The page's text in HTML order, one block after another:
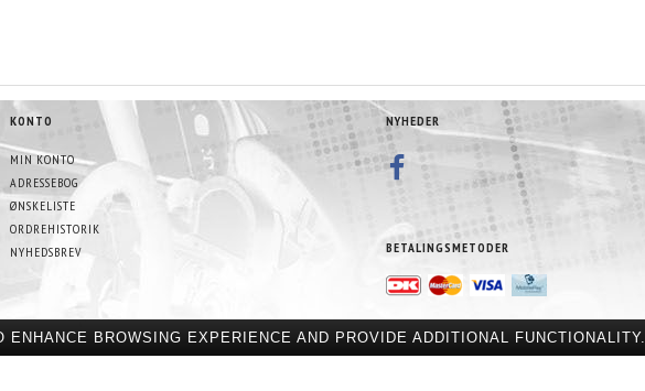
KONTO
MIN KONTO
ADRESSEBOG
ØNSKELISTE
ORDREHISTORIK
NYHEDSBREV
NYHEDER
BETALINGSMETODER
BROWSING EXPERIENCE AND PROVIDE ADDITIONAL FUNCTIONALITY.